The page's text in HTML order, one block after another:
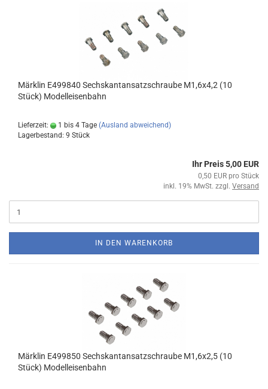
Märklin E499840 Sechskantansatzschraube M1,6x4,2 (10
Stück) Modelleisenbahn
Lieferzeit: 1 bis 4 Tage (Ausland abweichend)
Lagerbestand: 9 Stück
Ihr Preis 5,00 EUR
0,50 EUR pro Stück
inkl. 19% MwSt. zzgl. Versand
IN DEN WARENKORB
Märklin E499850 Sechskantansatzschraube M1,6x2,5 (10
Stück) Modelleisenbahn